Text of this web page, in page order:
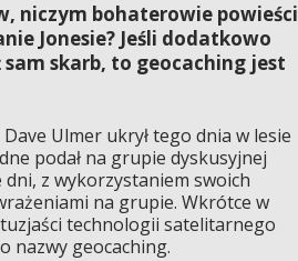
niczym bohaterowie powieści
Jonesie? Jeśli dodatkowo
skarb, to geocaching jest
Ulmer ukrył tego dnia w lesie
podał na grupie dyskusyjnej
z wykorzystaniem swoich
na grupie. Wkrótce w
technologii satelitarnego
nazwy geocaching.